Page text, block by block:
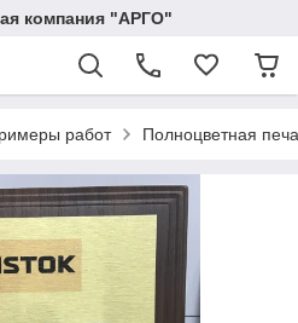
компания "АРГО"
работ Полноцветная